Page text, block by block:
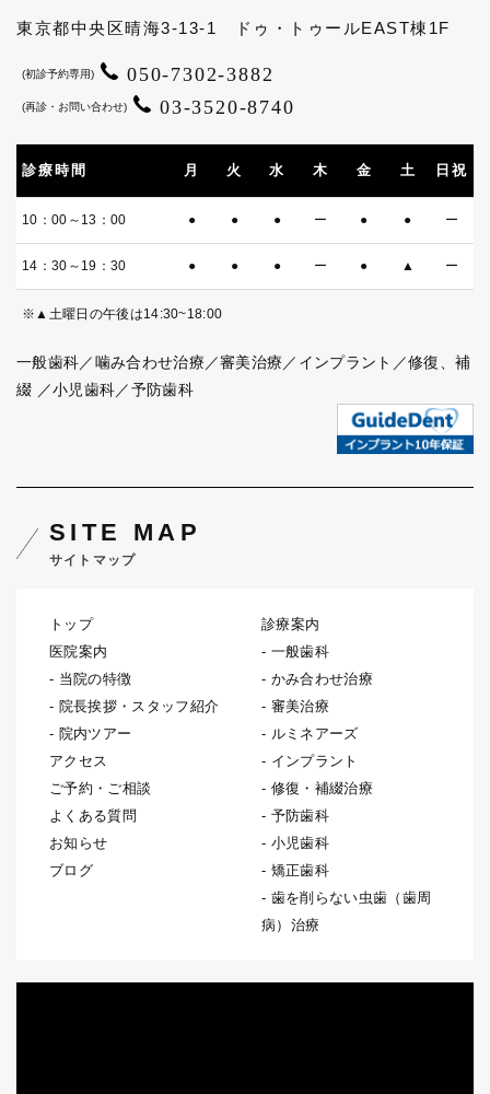
東京都中央区晴海3-13-1 ドゥ・トゥールEAST棟1F
(初診予約専用) 050-7302-3882
(再診・お問い合わせ) 03-3520-8740
診療時間 月 火 水 木 金 土 日祝
10：00～13：00 ● ● ● ー ● ● ー
14：30～19：30 ● ● ● ー ● ▲ ー
※▲土曜日の午後は14:30~18:00
一般歯科／噛み合わせ治療／審美治療／インプラント／修復、補
綴 ／小児歯科／予防歯科
SITE MAP
サイトマップ
トップ
医院案内
当院の特徴
院長挨拶・スタッフ紹介
院内ツアー
アクセス
ご予約・ご相談
よくある質問
お知らせ
ブログ
診療案内
一般歯科
かみ合わせ治療
審美治療
ルミネアーズ
インプラント
修復・補綴治療
予防歯科
小児歯科
矯正歯科
歯を削らない虫歯（歯周
病）治療